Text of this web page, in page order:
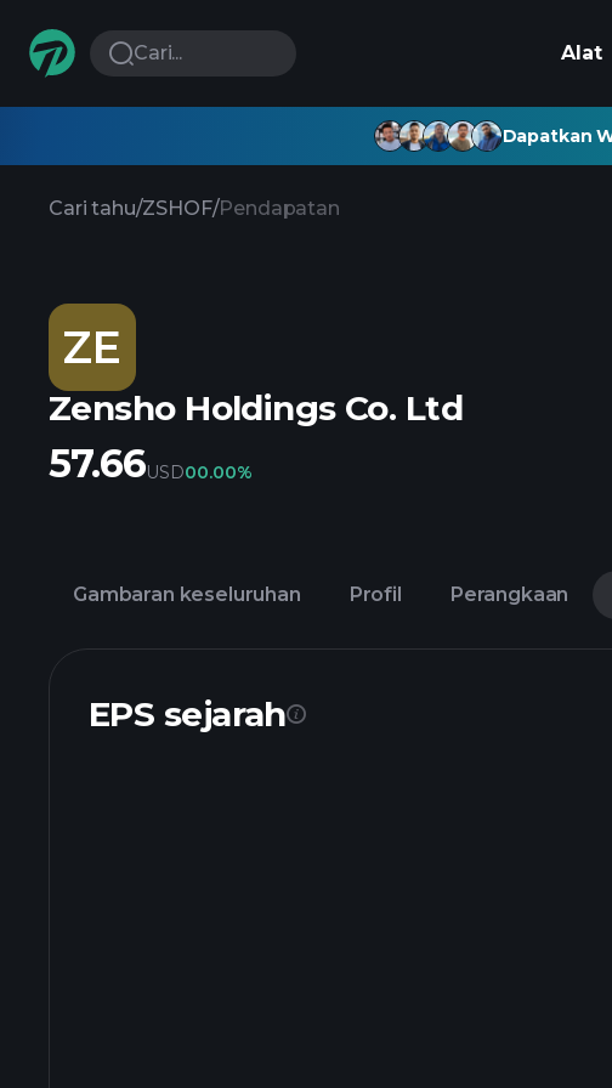
Cari... Alat
Dapatkan
Cari tahu/ZSHOF/Pendapatan
ZE
Zensho Holdings Co. Ltd
57.66USD00.00%
Gambaran keseluruhan Profil Perangkaan
EPS sejarah